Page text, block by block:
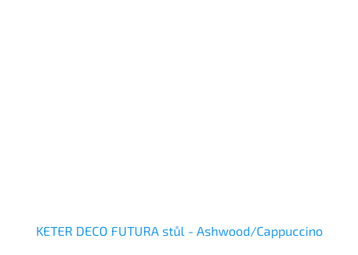
KETER DECO FUTURA stůl - Ashwood/Cappuccino